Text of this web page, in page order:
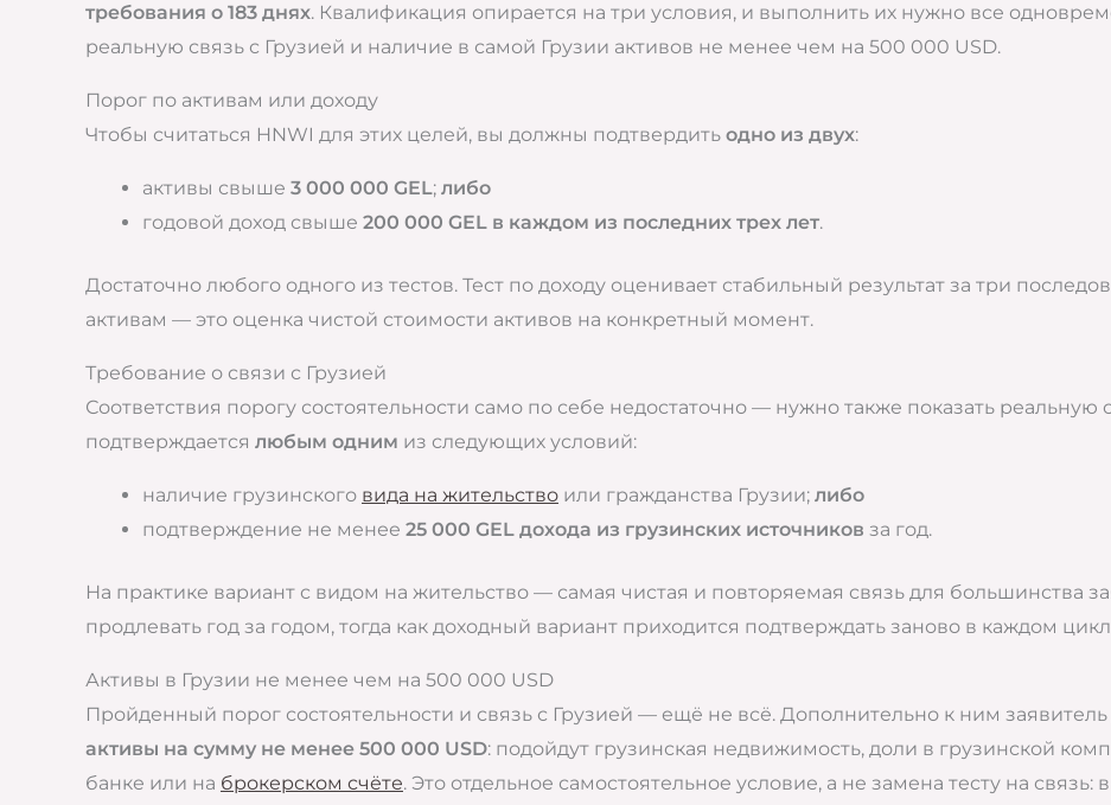
требования о 183 днях. Квалификация опирается на три условия, и выполнить их нужно все
реальную связь с Грузией и наличие в самой Грузии активов не менее чем на 500 000 USD.
Порог по активам или доходу
Чтобы считаться HNWI для этих целей, вы должны подтвердить одно из двух:
активы свыше 3 000 000 GEL; либо
годовой доход свыше 200 000 GEL в каждом из последних трех лет.
Достаточно любого одного из тестов. Тест по доходу оценивает стабильный результат за три
активам — это оценка чистой стоимости активов на конкретный момент.
Требование о связи с Грузией
Соответствия порогу состоятельности само по себе недостаточно — нужно также показать реальную
подтверждается любым одним из следующих условий:
наличие грузинского вида на жительство или гражданства Грузии; либо
подтверждение не менее 25 000 GEL дохода из грузинских источников за год.
На практике вариант с видом на жительство — самая чистая и повторяемая связь для большинства
продлевать год за годом, тогда как доходный вариант приходится подтверждать заново в каждом
Активы в Грузии не менее чем на 500 000 USD
Пройденный порог состоятельности и связь с Грузией — ещё не всё. Дополнительно к ним
активы на сумму не менее 500 000 USD: подойдут грузинская недвижимость, доли в грузинской
банке или на брокерском счёте. Это отдельное самостоятельное условие, а не замена тесту на